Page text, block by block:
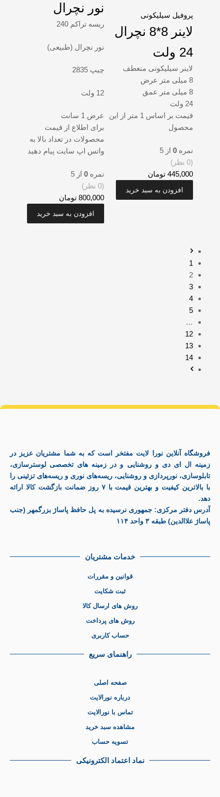
پروفیل سیلیکونی
لاینر 8*8 نچرال
24 ولت
لاینر سیلیکونی منعطف
8 میلی متر عرض
8 میلی متر عمق
24 ولت
قیمت بر اساس 1 متر از این
محصول
نمره 0 از 5
(0 نظر)
445,000 تومان
افزودن به سبد خرید
نور نچرال
ریسه تراکم 240
نور نچرال (طبیعی)
چیپ 2835
12 ولت
عرض 1 سانت
برای اطلاع از قیمت
محصولات در تعداد بالا به
واتس اپ سایت پیام دهید
نمره0 از 5
(0 نظر)
800,000 تومان
افزودن به سبد خرید
1
2
3
4
5
…
12
13
14
فروشگاه آنلاین نورا لایت مفتخر است که به شما مشتریان عزیز در
زمینه ال ای دی و روشنایی و در زمینه های تخصصی لوسترسازی،
تابلوسازی، نورپردازی و روشنایی، ریسه‌های نوری و ریسه‌های تزئینی را
با بالاترین کیفیت و بهترین قیمت با ۷ روز ضمانت بازگشت کالا ارائه
دهد.
آدرس دفتر مرکزی: جمهوری نرسیده به پل حافظ پاساژ بزرگمهر (جنب
پاساژ علاالدین) طبقه ۳ واحد ۱۱۴
خدمات مشتریان
قوانین و مقررات
ثبت شکایت
روش های ارسال کالا
روش های پرداخت
حساب کاربری
راهنمای سریع
صفحه اصلی
درباره نورالایت
تماس با نورالایت
مشاهده سبد خرید
تسویه حساب
نماد اعتماد الکترونیکی